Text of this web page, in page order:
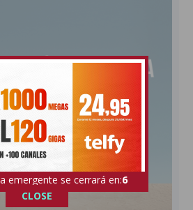
emergente se cerrará en:5
CLOSE